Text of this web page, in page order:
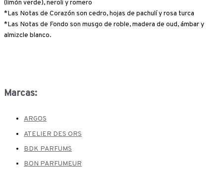
Marcas:
ARGOS
ATELIER DES ORS
BDK PARFUMS
BON PARFUMEUR
(limón verde), neroli y romero
*Las Notas de Corazón son cedro, hojas de pachulí y rosa turca
*Las Notas de Fondo son musgo de roble, madera de oud, ámbar y
almizcle blanco.